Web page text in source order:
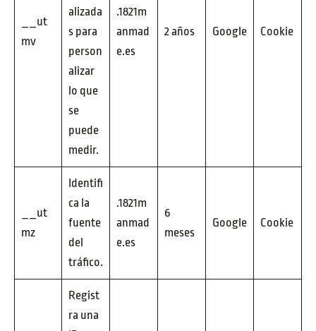
__ut
mv
alizada
s para
person
alizar
lo que
se
puede
medir.
.1821m
anmad
e.es
2 años Google Cookie
__ut
mz
Identifi
ca la
fuente
del
tráfico.
.1821m
anmad
e.es
6
meses
Google Cookie
Regist
ra una